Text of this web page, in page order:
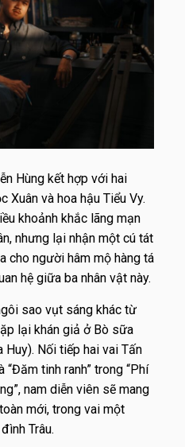
Hùng kết hợp với hai
và hoa hậu Tiểu Vy.
khoảnh khắc lãng mạn
nhưng lại nhận một cú tát
cho người hâm mộ hàng tá
hệ giữa ba nhân vật này.
sao vụt sáng khác từ
lại khán giả ở Bò sữa
Huy). Nối tiếp hai vai Tấn
tinh ranh” trong “Phí
nam diễn viên sẽ mang
mới, trong vai một
Trâu.